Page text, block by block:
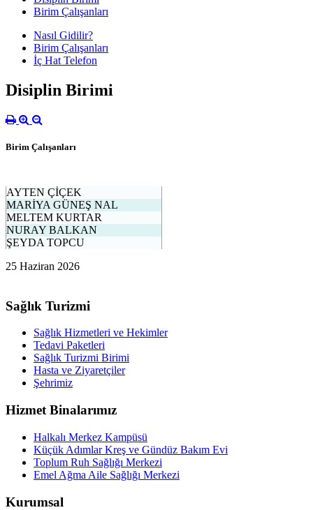
Birim Çalışanları
Nasıl Gidilir?
Birim Çalışanları
İç Hat Telefon
Disiplin Birimi
Birim Çalışanları
AYTEN ÇİÇEK
MARİYA GÜNEŞ NAL
MELTEM KURTAR
NURAY BALKAN
ŞEYDA TOPCU
25 Haziran 2026
Sağlık Turizmi
Sağlık Hizmetleri ve Hekimler
Tedavi Paketleri
Sağlık Turizmi Birimi
Hasta ve Ziyaretçiler
Şehrimiz
Hizmet Binalarımız
Halkalı Merkez Kampüsü
Küçük Adımlar Kreş ve Gündüz Bakım Evi
Toplum Ruh Sağlığı Merkezi
Emel Ağma Aile Sağlığı Merkezi
Kurumsal